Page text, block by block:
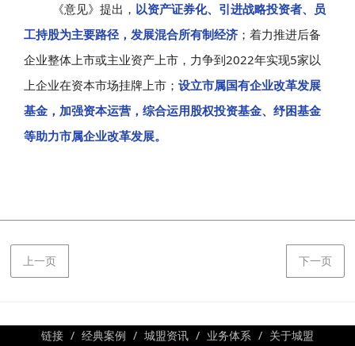
《意见》提出， 以资产证券化、引进战略投资者、员
工持股为主要路径，发展混合所有制经济 ；着力推进后备
企业整体上市或主业资产上市，力争到2022年实现5家以
上企业在资本市场挂牌上市； 设立市属国有企业改革发展
基金，加强资本运营，综合运用股权投资基金、纾困基金
等助力市属企业改革发展。
上一页 下一页
链接 经典案例 城盟资讯 业务体系
关于城盟